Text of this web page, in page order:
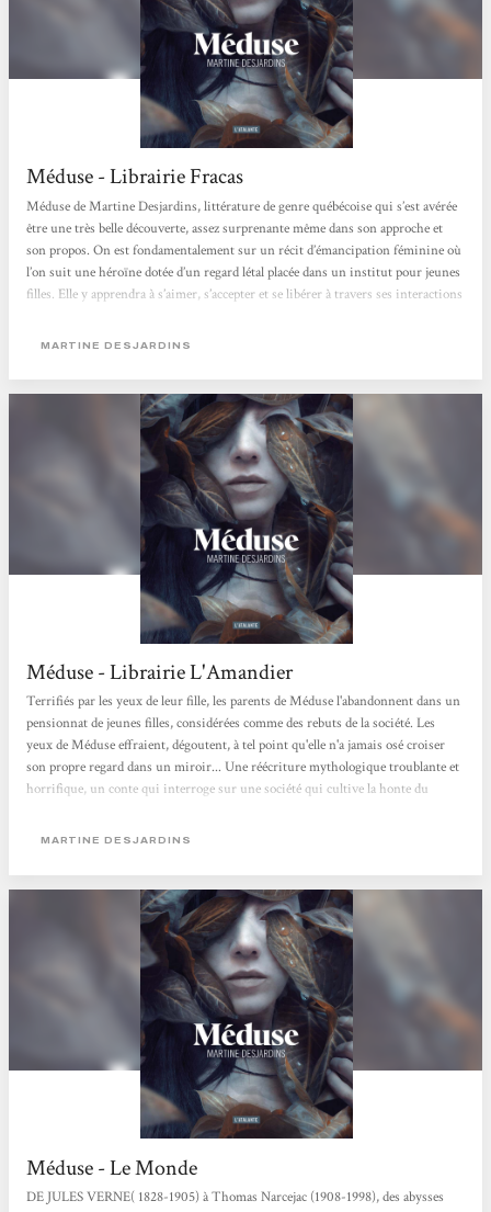
Méduse - Librairie Fracas
Méduse de Martine Desjardins, littérature de genre québécoise qui s’est avérée
être une très belle découverte, assez surprenante même dans son approche et
son propos. On est fondamentalement sur un récit d’émancipation féminine où
l’on suit une héroïne dotée d’un regard létal placée dans un institut pour jeunes
filles. Elle y apprendra à s’aimer, s’accepter et se libérer à travers ses interactions
avertissement...
MARTINE DESJARDINS
Méduse - Librairie L'Amandier
Terrifiés par les yeux de leur fille, les parents de Méduse l'abandonnent dans un
pensionnat de jeunes filles, considérées comme des rebuts de la société. Les
yeux de Méduse effraient, dégoutent, à tel point qu'elle n'a jamais osé croiser
son propre regard dans un miroir... Une réécriture mythologique troublante et
horrifique, un conte qui interroge sur une société qui cultive la honte du
MARTINE DESJARDINS
Méduse - Le Monde
DE JULES VERNE( 1828-1905) à Thomas Narcejac (1908-1998), des abysses